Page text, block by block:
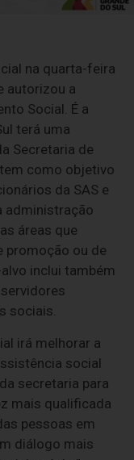
na quarta-feira
autorizou a
Social. É a
terá uma
Secretaria de
como objetivo
da SAS e
administração
áreas que
promoção ou de
inclui também
sociais.
irá melhorar a
social
secretaria para
mais qualificada
pessoas em
diálogo mais